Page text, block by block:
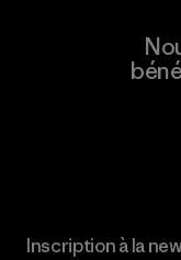
Inscription à la